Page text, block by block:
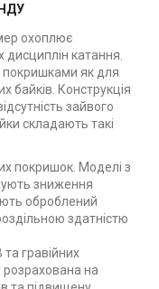
охоплює
дисциплін катання.
покришками як для
байків. Конструкція
зайвого
складають такі
покришок. Моделі з
зниження
оброблений
здатністю
гравійних
на